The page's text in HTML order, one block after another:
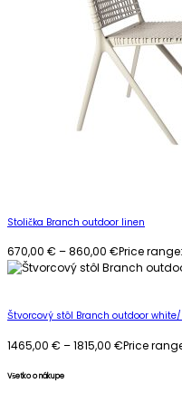
Stolička Branch outdoor linen
670,00 € –860,00 €Price
Štvorcový stôl Branch outdoor
1465,00 € –1815,00 €Price
Všetko o nákupe